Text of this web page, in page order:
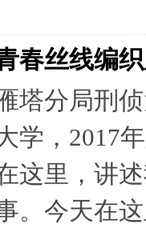
春丝线编
塔分局刑
学，2017
这里，讲
。今天在